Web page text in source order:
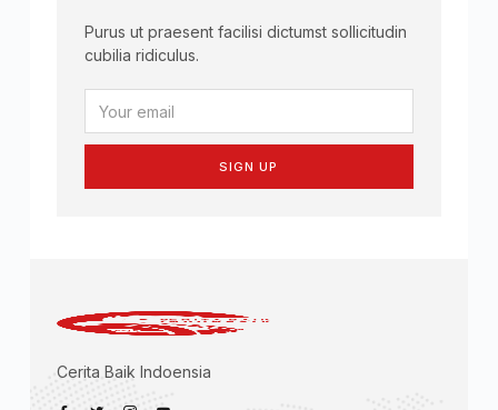
Purus ut praesent facilisi dictumst sollicitudin
cubilia ridiculus.
SIGN UP
Cerita Baik Indoensia